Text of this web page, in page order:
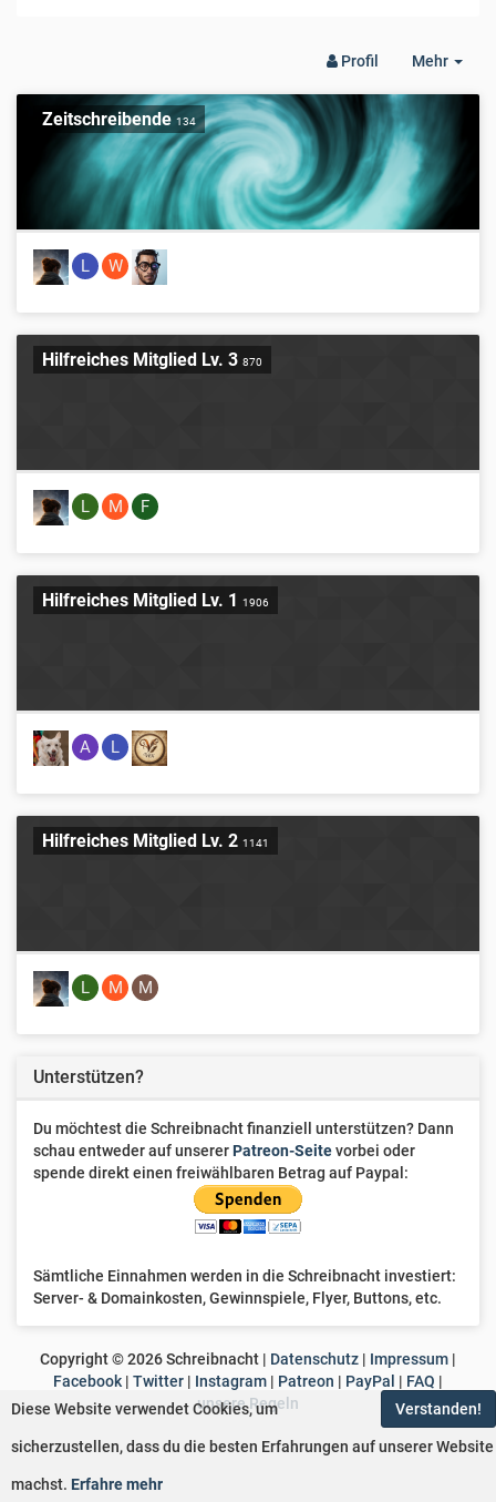
Mehr
Profil
Zeitschreibende 134
L W
Hilfreiches Mitglied Lv. 3 870
L M F
Hilfreiches Mitglied Lv. 1 1906
A L
Hilfreiches Mitglied Lv. 2 1141
L M M
Unterstützen?
Du möchtest die Schreibnacht finanziell unterstützen? Dann
schau entweder auf unsererPatreon-Seitevorbei oder
spende direkt einen freiwählbaren Betrag auf Paypal:
Sämtliche Einnahmen werden in die Schreibnacht investiert:
Server- & Domainkosten, Gewinnspiele, Flyer, Buttons, etc.
Copyright ©2026Schreibnacht | Datenschutz | Impressum |
Facebook | Twitter | Instagram | Patreon | PayPal | FAQ |
unsere Regeln
Verstanden!
Diese Website verwendet Cookies, um
sicherzustellen, dass du die besten Erfahrungen auf unserer Website
machst. Erfahre mehr